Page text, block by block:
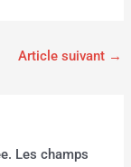
Article suivant →
Les champs